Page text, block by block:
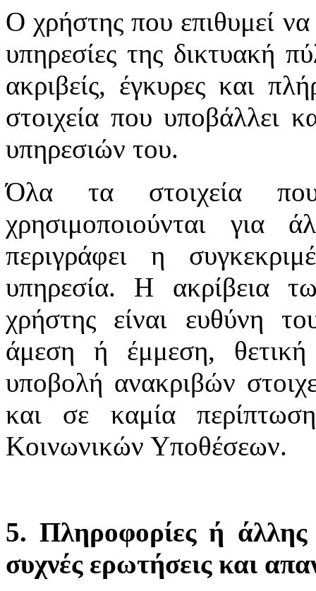
Ο χρήστης που επιθυμεί να
υπηρεσίες της δικτυακή
ακριβείς, έγκυρες και
στοιχεία που υποβάλλει
υπηρεσιών του.
Όλα τα στοιχεία
χρησιμοποιούνται
περιγράφει η
υπηρεσία. Η ακρίβεια
χρήστης είναι ευθύνη
άμεση ή έμμεση,
υποβολή ανακριβών
και σε καμία
Κοινωνικών Υποθέσεων.
5. Πληροφορίες ή άλλης
συχνές ερωτήσεις και